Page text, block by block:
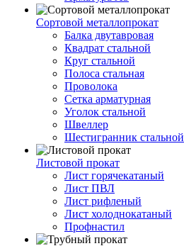
Сортовой металлопрокат
Балка двутавровая
Квадрат стальной
Круг стальной
Полоса стальная
Проволока
Сетка арматурная
Уголок стальной
Швеллер
Шестигранник стальной
Листовой прокат
Лист горячекатаный
Лист ПВЛ
Лист рифленый
Лист холоднокатаный
Профнастил